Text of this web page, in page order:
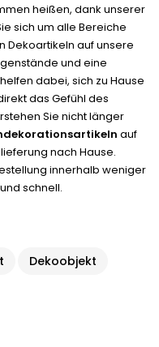
heißen, dank unserer
sich um alle Bereiche
Dekoartikeln auf unsere
und eine
dabei, sich zu Hause
das Gefühl des
Sie nicht länger
auf
nach Hause.
innerhalb weniger
schnell.
Dekoobjekt